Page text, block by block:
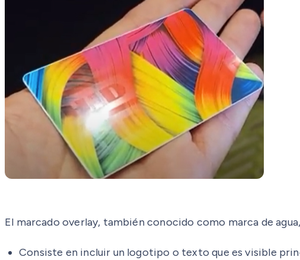
El marcado overlay, también conocido como marca de
Consiste en incluir un logotipo o texto que es visible